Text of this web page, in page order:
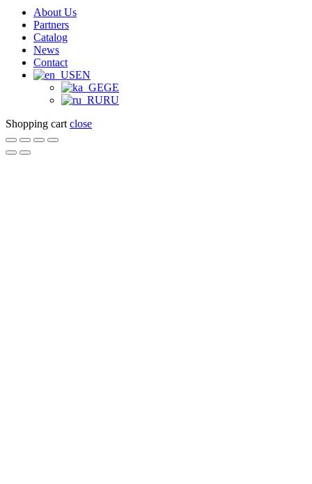
About Us
Partners
Catalog
News
Contact
EN
GE
RU
Shopping cart close